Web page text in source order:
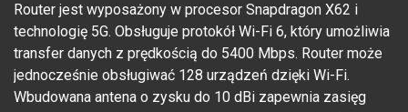
Router jest wyposażony w procesor Snapdragon X62 i
technologię 5G. Obsługuje protokół Wi-Fi 6, który umożliwia
transfer danych z prędkością do 5400 Mbps. Router może
jednocześnie obsługiwać 128 urządzeń dzięki Wi-Fi.
Wbudowana antena o zysku do 10 dBi zapewnia zasięg